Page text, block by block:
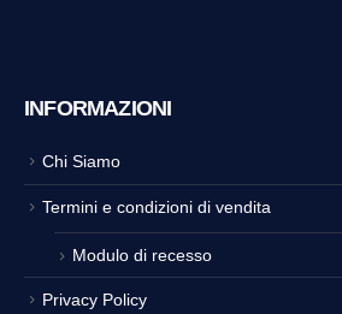
INFORMAZIONI
Chi Siamo
Termini e condizioni di vendita
Modulo di recesso
Privacy Policy